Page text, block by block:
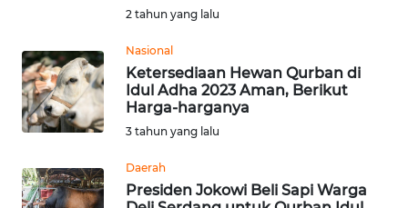
2 tahun yang lalu
Nasional
Ketersediaan Hewan Qurban di
Idul Adha 2023 Aman, Berikut
Harga-harganya
3 tahun yang lalu
Daerah
Presiden Jokowi Beli Sapi Warga
PEDOMAN
MEDIA
SIBER
KARIR